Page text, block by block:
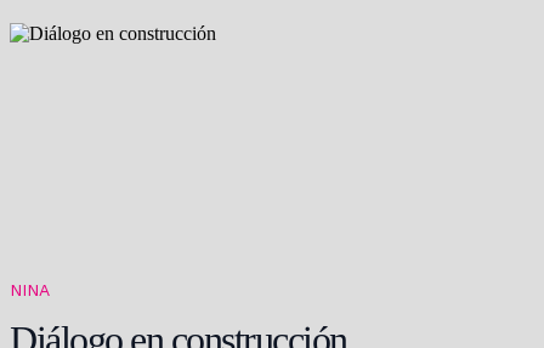
NINA
Diálogo en construcción